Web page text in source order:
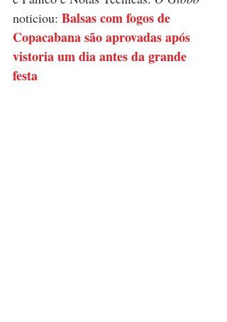
noticiou: Balsas com fogos de
Copacabana são aprovadas após
vistoria um dia antes da grande
festa